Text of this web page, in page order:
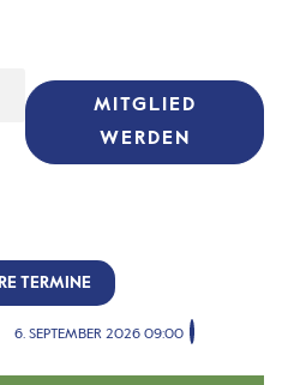
MITGLIED
WERDEN
TERMINE
6. SEPTEMBER 2026 09:00